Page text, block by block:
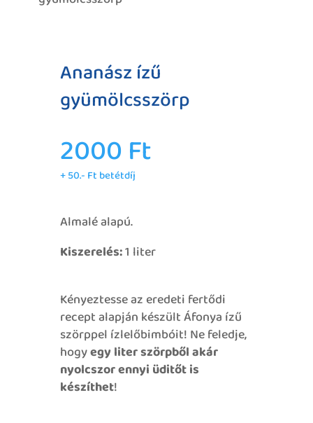
Ananász ízű
gyümölcsszörp
2000 Ft
+ 50.- Ft betétdíj
Almalé alapú.
Kiszerelés:1 liter
Kényeztesse az eredeti fertődi
recept alapján készült Áfonya ízű
szörppel ízlelőbimbóit! Ne feledje,
hogyegy liter szörpből akár
nyolcszor ennyi üditőt is
készíthet!